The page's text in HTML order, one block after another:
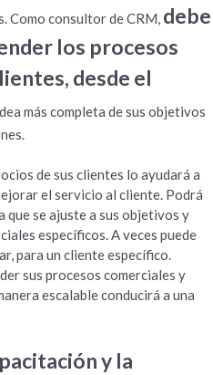
Como consultor de CRM, debe
los procesos
desde el
más completa de sus objetivos
de sus clientes lo ayudará a
el servicio al cliente. Podrá
se ajuste a sus objetivos y
específicos. A veces puede
para un cliente específico.
sus procesos comerciales y
escalable conducirá a una
y la